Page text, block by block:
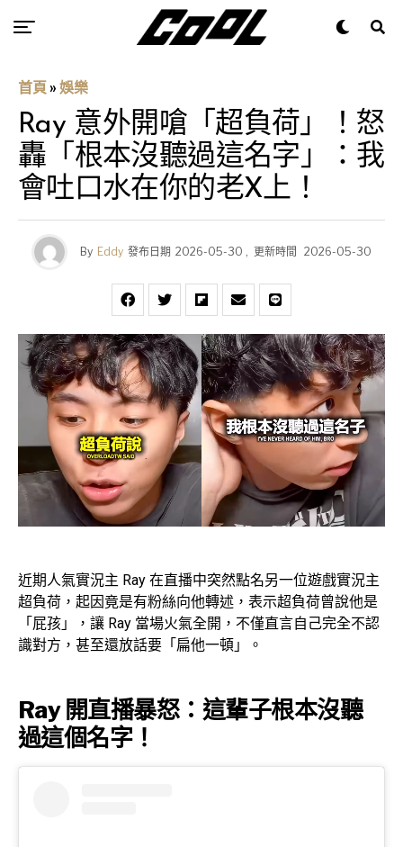
首頁 » 娛樂
Ray 意外開嗆「超負荷」！怒
轟「根本沒聽過這名字」：我
會吐口水在你的老X上！
By Eddy 發布日期 2026-05-30 , 更新時間 2026-05-30
近期人氣實況主 Ray 在直播中突然點名另一位遊戲實況主
超負荷，起因竟是有粉絲向他轉述，表示超負荷曾說他是
「屁孩」，讓 Ray 當場火氣全開，不僅直言自己完全不認
識對方，甚至還放話要「扁他一頓」。
Ray 開直播暴怒：這輩子根本沒聽
過這個名字！